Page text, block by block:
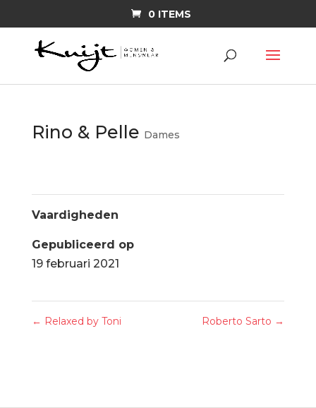
0 ITEMS
Rino & Pelle Dames
Vaardigheden
Gepubliceerd op
19 februari 2021
← Relaxed by Toni Roberto Sarto →